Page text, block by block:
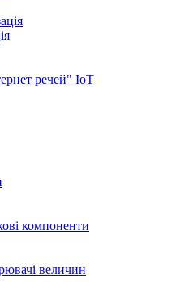
речей" IoT
компоненти
величин